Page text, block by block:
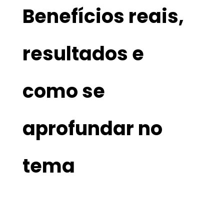
Benefícios reais,
resultados e
como se
aprofundar no
tema